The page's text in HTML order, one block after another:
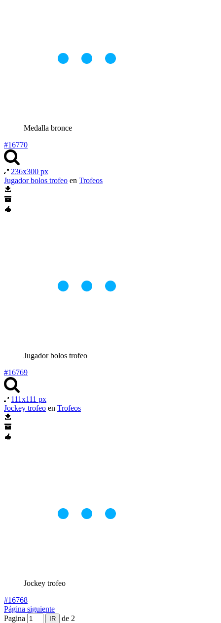
Medalla bronce
#16770
236x300 px
Jugador bolos trofeo en Trofeos
Jugador bolos trofeo
#16769
111x111 px
Jockey trofeo en Trofeos
Jockey trofeo
#16768
Página siguiente
Pagina
de 2